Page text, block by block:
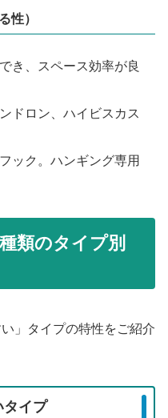
性）
き、スペース効率が良
ドロン、ハイビスカス
ック。ハンギング専用
類のタイプ別
」タイプの特性をご紹介
タイプ